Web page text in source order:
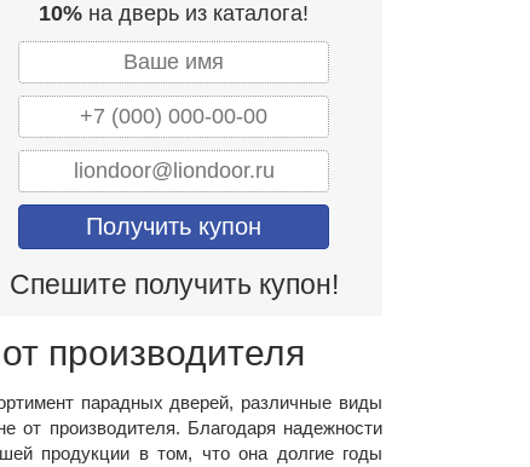
10% на дверь из каталога!
Спешите получить купон!
производителя
парадных дверей, различные виды
от производителя. Благодаря надежности
продукции в том, что она долгие годы